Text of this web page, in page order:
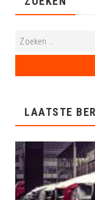
LAATSTE